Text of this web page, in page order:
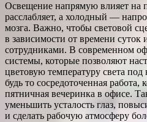
Освещение напрямую влияет на
расслабляет, а холодный —
мозга. Важно, чтобы световой
в зависимости от времени суток
сотрудниками. В современном
системы, которые позволяют
цветовую температуру света
будь то сосредоточенная
пятничная вечеринка в офисе.
уменьшить усталость глаз,
и сделать рабочую атмосферу